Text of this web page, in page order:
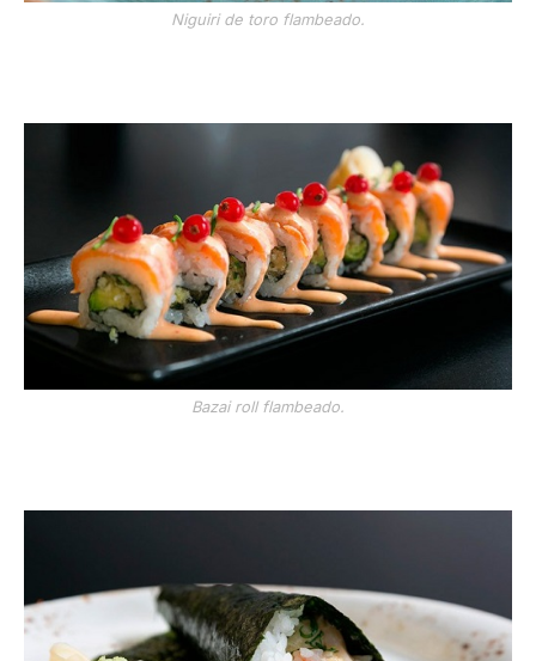
Niguiri de toro flambeado.
Bazai roll flambeado.